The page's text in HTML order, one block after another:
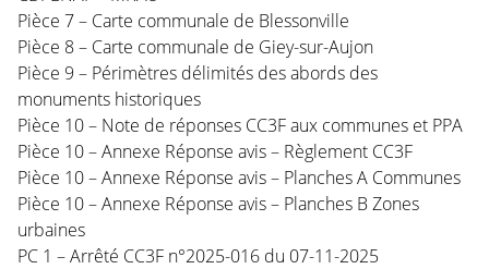
Pièce 7 – Carte communale de Blessonville
Pièce 8 – Carte communale de Giey-sur-Aujon
Pièce 9 – Périmètres délimités des abords des
monuments historiques
Pièce 10 – Note de réponses CC3F aux communes et PPA
Pièce 10 – Annexe Réponse avis – Règlement CC3F
Pièce 10 – Annexe Réponse avis – Planches A Communes
Pièce 10 – Annexe Réponse avis – Planches B Zones
urbaines
PC 1 – Arrêté CC3F n°2025-016 du 07-11-2025